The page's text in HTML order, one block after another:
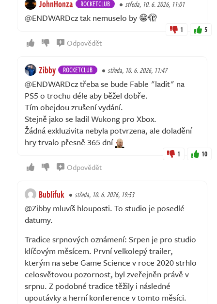
JohnHonza ROCKETCLUB středa, 10. 6. 2026, 11:01
@ENDWARDcz tak nemuselo by 😁🫣
1 5
Odpovědět
Zibby ROCKETCLUB středa, 10. 6. 2026, 11:47
@ENDWARDcz třeba se bude Fable "ladit" na
PS5 o trochu déle aby běžel dobře.
Tím obejdou zrušení vydání.
Stejně jako se ladil Wukong pro Xbox.
Žádná exkluzivita nebyla potvrzena, ale doladění
hry trvalo přesně 365 dní
1 10
Odpovědět
Bublifuk středa, 10. 6. 2026, 19:53
@Zibby mluvíš hlouposti. To studio je posedlé
datumy.
Tradice srpnových oznámení: Srpen je pro studio
klíčovým měsícem. První velkolepý trailer,
kterým na sebe Game Science v roce 2020 strhlo
celosvětovou pozornost, byl zveřejněn právě v
srpnu. Z podobné tradice těžily i následné
upoutávky a herní konference v tomto měsíci.